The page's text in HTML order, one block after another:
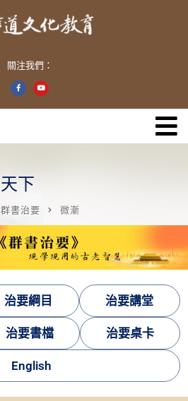
關注我們：
下
書治要 微漸
治要綱目 治要講堂
治要書檔 治要桌卡
English